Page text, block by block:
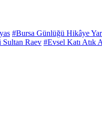
#Bursa Günlüğü Hikâye
Raev #Evsel Katı Atık